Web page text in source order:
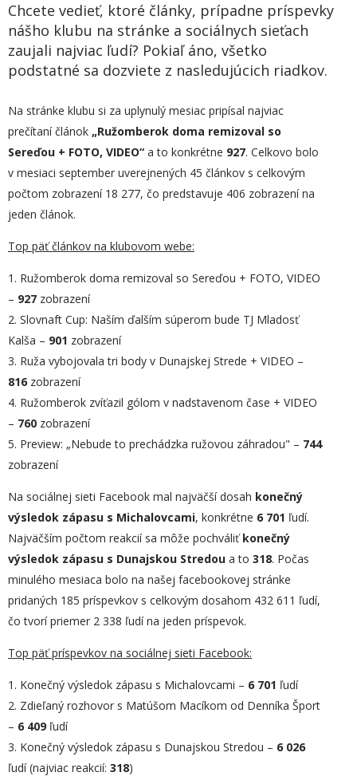
Chcete vedieť, ktoré články, prípadne príspevky
nášho klubu na stránke a sociálnych sieťach
zaujali najviac ľudí? Pokiaľ áno, všetko
podstatné sa dozviete z nasledujúcich riadkov.
Na stránke klubu si za uplynulý mesiac pripísal najviac
prečítaní článok „Ružomberok doma remizoval so
Sereďou + FOTO, VIDEO“ a to konkrétne 927. Celkovo bolo
v mesiaci september uverejnených 45 článkov s celkovým
počtom zobrazení 18 277, čo predstavuje 406 zobrazení na
jeden článok.
Top päť článkov na klubovom webe:
1. Ružomberok doma remizoval so Sereďou + FOTO, VIDEO
– 927 zobrazení
2. Slovnaft Cup: Naším ďalším súperom bude TJ Mladosť
Kalša – 901 zobrazení
3. Ruža vybojovala tri body v Dunajskej Strede + VIDEO –
816 zobrazení
4. Ružomberok zvíťazil gólom v nadstavenom čase + VIDEO
– 760 zobrazení
5. Preview: „Nebude to prechádzka ružovou záhradou" – 744
zobrazení
Na sociálnej sieti Facebook mal najväčší dosah konečný
výsledok zápasu s Michalovcami, konkrétne 6 701 ľudí.
Najväčším počtom reakcií sa môže pochváliťkonečný
výsledok zápasu s Dunajskou Stredou a to 318. Počas
minulého mesiaca bolo na našej facebookovej stránke
pridaných 185 príspevkov s celkovým dosahom 432 611 ľudí,
čo tvorí priemer 2 338 ľudí na jeden príspevok.
Top päť príspevkov na sociálnej sieti Facebook:
1. Konečný výsledok zápasu s Michalovcami – 6 701 ľudí
2. Zdieľaný rozhovor s Matúšom Macíkom od Denníka Šport
– 6 409 ľudí
3. Konečný výsledok zápasu s Dunajskou Stredou – 6 026
ľudí (najviac reakcií: 318)